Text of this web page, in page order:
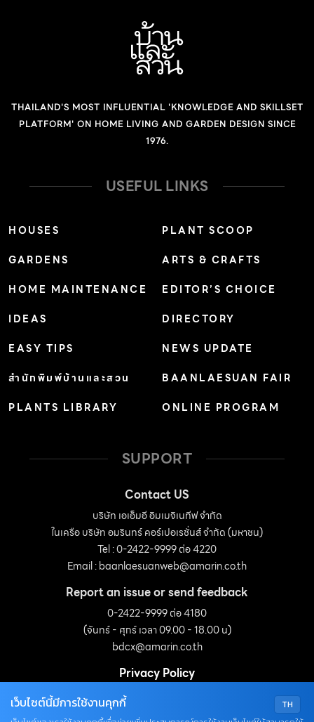
THAILAND'S MOST INFLUENTIAL 'KNOWLEDGE AND SKILLSET
PLATFORM' ON HOME LIVING AND GARDEN DESIGN SINCE
1976.
USEFUL LINKS
HOUSES
GARDENS
HOME MAINTENANCE
IDEAS
EASY TIPS
สำนักพิมพ์บ้านและสวน
PLANTS LIBRARY
PLANT SCOOP
ARTS & CRAFTS
EDITOR’S CHOICE
DIRECTORY
NEWS UPDATE
BAANLAESUAN FAIR
ONLINE PROGRAM
SUPPORT
Contact US
บริษัท เอเอ็มอี อิมเมจิเนทีฟ จำกัด
ในเครือ บริษัท อมรินทร์ คอร์เปอเรชั่นส์ จำกัด (มหาชน)
Tel : 0-2422-9999 ต่อ 4220
Email :baanlaesuanweb@amarin.co.th
Report an issue or send feedback
0-2422-9999 ต่อ 4180
(จันทร์ - ศุกร์ เวลา 09.00 - 18.00 น)
bdcx@amarin.co.th
Privacy Policy
TH
เว็บไซต์นี้มีการใช้งานคุกกี้